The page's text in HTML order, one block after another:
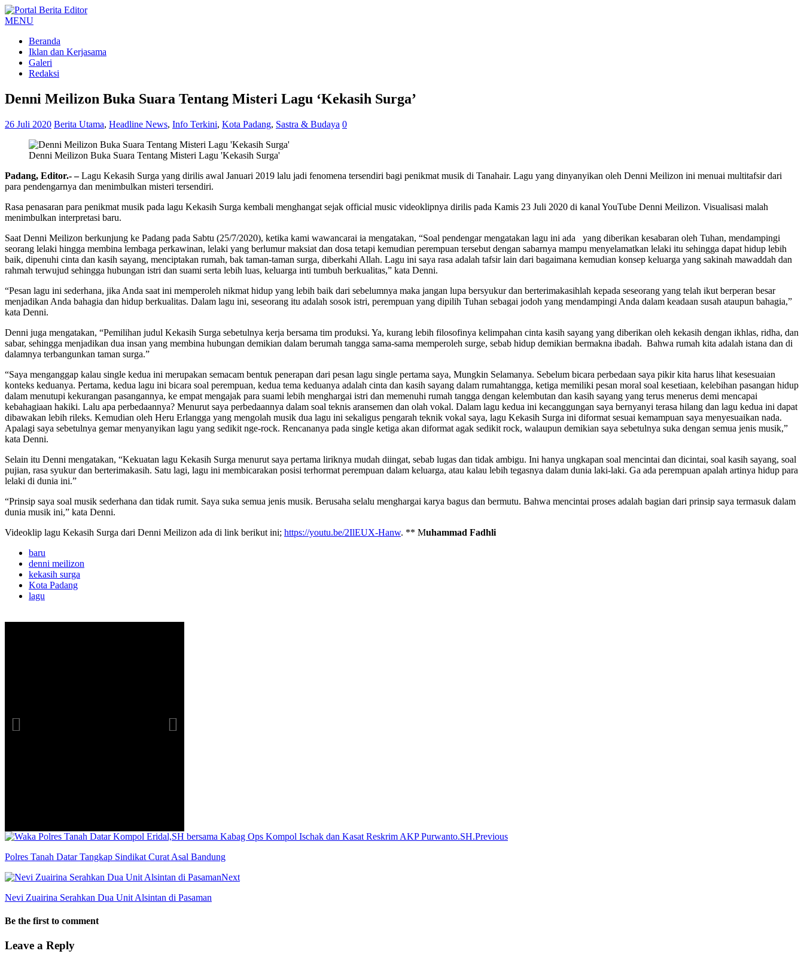
MENU
Beranda
Iklan dan Kerjasama
Galeri
Redaksi
Denni Meilizon Buka Suara Tentang Misteri Lagu ‘Kekasih Surga’
26 Juli 2020 Berita Utama, Headline News, Info Terkini, Kota Padang, Sastra & Budaya 0
Denni Meilizon Buka Suara Tentang Misteri Lagu 'Kekasih Surga'
Padang, Editor.- –Lagu Kekasih Surga yang dirilis awal Januari 2019 lalu jadi fenomena tersendiri bagi penikmat musik di Tanahair. Lagu yang dinyanyikan oleh Denni Meilizon ini menuai multitafsir dari
para pendengarnya dan menimbulkan misteri tersendiri.
Rasa penasaran para penikmat musik pada lagu Kekasih Surga kembali menghangat sejak official music videoklipnya dirilis pada Kamis 23 Juli 2020 di kanal YouTube Denni Meilizon. Visualisasi malah
menimbulkan interpretasi baru.
Saat Denni Meilizon berkunjung ke Padang pada Sabtu (25/7/2020), ketika kami wawancarai ia mengatakan, “Soal pendengar mengatakan lagu ini ada yang diberikan kesabaran oleh Tuhan, mendampingi
seorang lelaki hingga membina lembaga perkawinan, lelaki yang berlumur maksiat dan dosa tetapi kemudian perempuan tersebut dengan sabarnya mampu menyelamatkan lelaki itu sehingga dapat hidup lebih
baik, dipenuhi cinta dan kasih sayang, menciptakan rumah, bak taman-taman surga, diberkahi Allah. Lagu ini saya rasa adalah tafsir lain dari bagaimana kemudian konsep keluarga yang sakinah mawaddah dan
rahmah terwujud sehingga hubungan istri dan suami serta lebih luas, keluarga inti tumbuh berkualitas,” kata Denni.
“Pesan lagu ini sederhana, jika Anda saat ini memperoleh nikmat hidup yang lebih baik dari sebelumnya maka jangan lupa bersyukur dan berterimakasihlah kepada seseorang yang telah ikut berperan besar
menjadikan Anda bahagia dan hidup berkualitas. Dalam lagu ini, seseorang itu adalah sosok istri, perempuan yang dipilih Tuhan sebagai jodoh yang mendampingi Anda dalam keadaan susah ataupun bahagia,”
kata Denni.
Denni juga mengatakan, “Pemilihan judul Kekasih Surga sebetulnya kerja bersama tim produksi. Ya, kurang lebih filosofinya kelimpahan cinta kasih sayang yang diberikan oleh kekasih dengan ikhlas, ridha, dan
sabar, sehingga menjadikan dua insan yang membina hubungan demikian dalam berumah tangga sama-sama memperoleh surge, sebab hidup demikian bermakna ibadah. Bahwa rumah kita adalah istana dan di
dalamnya terbangunkan taman surga.”
“Saya menganggap kalau single kedua ini merupakan semacam bentuk penerapan dari pesan lagu single pertama saya, Mungkin Selamanya. Sebelum bicara perbedaan saya pikir kita harus lihat kesesuaian
konteks keduanya. Pertama, kedua lagu ini bicara soal perempuan, kedua tema keduanya adalah cinta dan kasih sayang dalam rumahtangga, ketiga memiliki pesan moral soal kesetiaan, kelebihan pasangan hidup
dalam menutupi kekurangan pasangannya, ke empat mengajak para suami lebih menghargai istri dan memenuhi rumah tangga dengan kelembutan dan kasih sayang yang terus menerus demi mencapai
kebahagiaan hakiki. Lalu apa perbedaannya? Menurut saya perbedaannya dalam soal teknis aransemen dan olah vokal. Dalam lagu kedua ini kecanggungan saya bernyanyi terasa hilang dan lagu kedua ini dapat
dibawakan lebih rileks. Kemudian oleh Heru Erlangga yang mengolah musik dua lagu ini sekaligus pengarah teknik vokal saya, lagu Kekasih Surga ini diformat sesuai kemampuan saya menyesuaikan nada.
Apalagi saya sebetulnya gemar menyanyikan lagu yang sedikit nge-rock. Rencananya pada single ketiga akan diformat agak sedikit rock, walaupun demikian saya sebetulnya suka dengan semua jenis musik,”
kata Denni.
Selain itu Denni mengatakan, “Kekuatan lagu Kekasih Surga menurut saya pertama liriknya mudah diingat, sebab lugas dan tidak ambigu. Ini hanya ungkapan soal mencintai dan dicintai, soal kasih sayang, soal
pujian, rasa syukur dan berterimakasih. Satu lagi, lagu ini membicarakan posisi terhormat perempuan dalam keluarga, atau kalau lebih tegasnya dalam dunia laki-laki. Ga ada perempuan apalah artinya hidup para
lelaki di dunia ini.”
“Prinsip saya soal musik sederhana dan tidak rumit. Saya suka semua jenis musik. Berusaha selalu menghargai karya bagus dan bermutu. Bahwa mencintai proses adalah bagian dari prinsip saya termasuk dalam
dunia musik ini,” kata Denni.
Videoklip lagu Kekasih Surga dari Denni Meilizon ada di link berikut ini; https://youtu.be/2IlEUX-Hanw. ** Muhammad Fadhli
baru
denni meilizon
kekasih surga
Kota Padang
lagu
info heading
Previous
Polres Tanah Datar Tangkap Sindikat Curat Asal Bandung
Next
Nevi Zuairina Serahkan Dua Unit Alsintan di Pasaman
Be the first to comment
Leave a Reply